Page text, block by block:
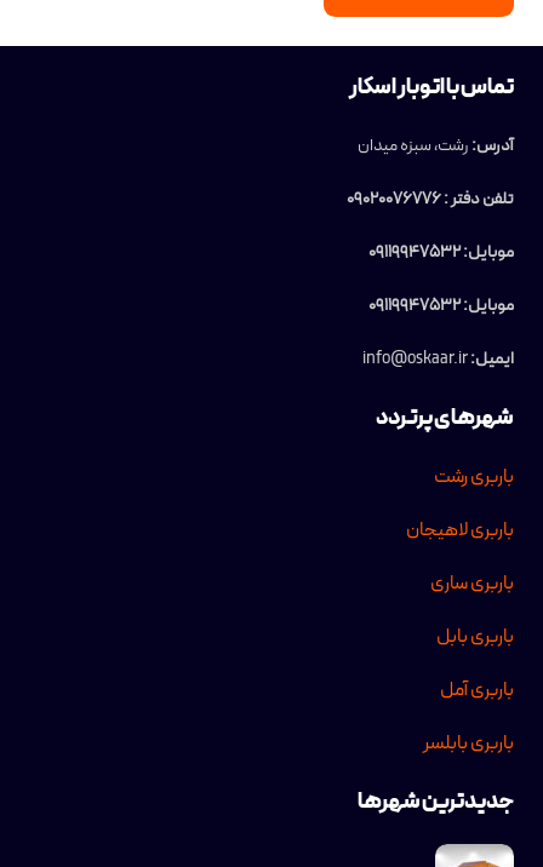
تماس با اتوبار اسکار
آدرس:رشت، سبزه میدان
تلفن دفتر : 09020076776
موبایل: 09119947532
موبایل: 09119947532
ایمیل:info@oskaar.ir
شهرهای پرتردد
باربری رشت
باربری لاهیجان
باربری ساری
باربری بابل
باربری آمل
باربری بابلسر
جدیدترین شهرها